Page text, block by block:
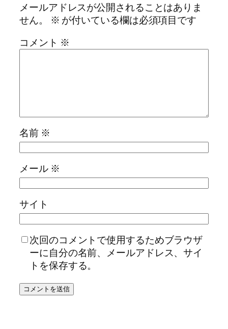
メールアドレスが公開されることはありま
せん。
※ が付いている欄は必須項目です
コメント ※
名前 ※
メール ※
サイト
次回のコメントで使用するためブラウザ
ーに自分の名前、メールアドレス、サイ
トを保存する。